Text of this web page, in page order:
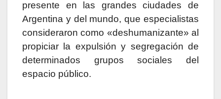
presente en las grandes ciudades de
Argentina y del mundo, que especialistas
consideraron como «deshumanizante» al
propiciar la expulsión y segregación de
determinados grupos sociales del
espacio público.